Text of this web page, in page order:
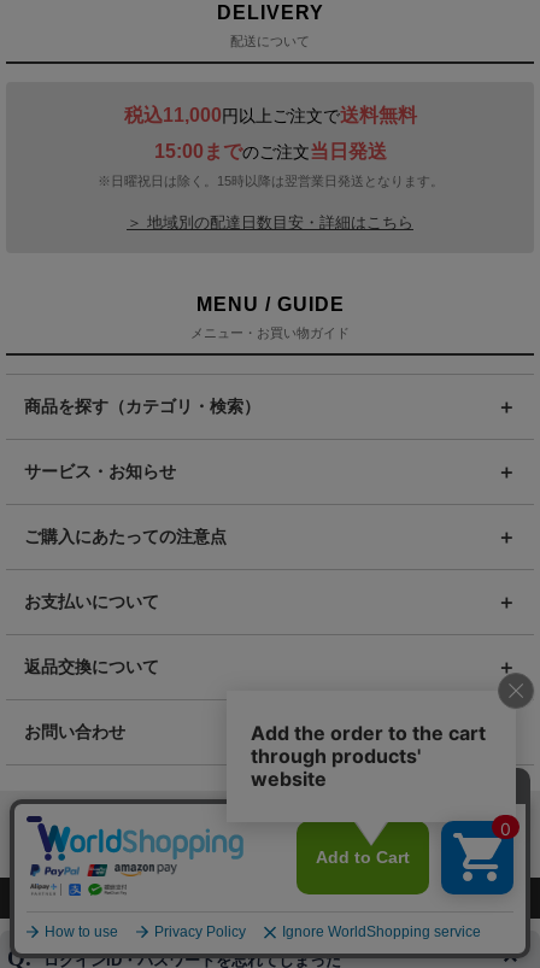
DELIVERY
配送について
税込11,000円以上ご注文で送料無料
15:00までのご注文当日発送
※日曜祝日は除く。15時以降は翌営業日発送となります。
＞ 地域別の配達日数目安・詳細はこちら
MENU / GUIDE
メニュー・お買い物ガイド
商品を探す（カテゴリ・検索）
サービス・お知らせ
ご購入にあたっての注意点
お支払いについて
返品交換について
お問い合わせ
よくある質問
ログインID・パスワードを忘れてしまった